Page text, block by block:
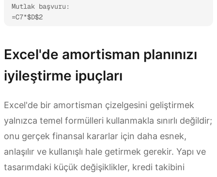
Mutlak başvuru:
=C7*$D$2
Excel'de amortisman planınızı
iyileştirme ipuçları
Excel'de bir amortisman çizelgesini geliştirmek
yalnızca temel formülleri kullanmakla sınırlı değildir;
onu gerçek finansal kararlar için daha esnek,
anlaşılır ve kullanışlı hale getirmek gerekir. Yapı ve
tasarımdaki küçük değişiklikler, kredi takibini